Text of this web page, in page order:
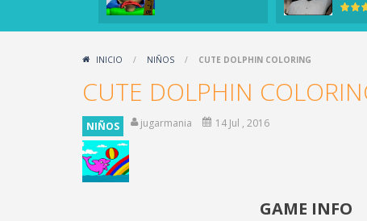
INICIO / NIÑOS / CUTE DOLPHIN COLORING
CUTE DOLPHIN
NIÑOS jugarmania 14 Jul , 2016
GAME INFO